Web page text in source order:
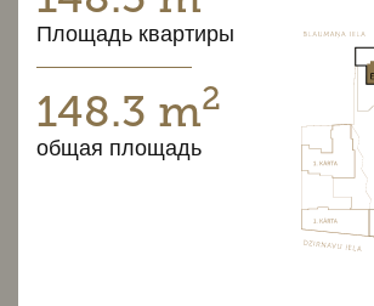
Площадь квартиры
148.3 m2
общая площадь